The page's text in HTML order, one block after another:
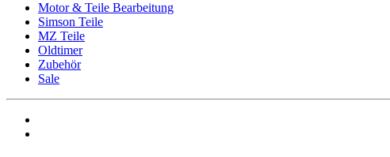
Motor & Teile Bearbeitung
Simson Teile
MZ Teile
Oldtimer
Zubehör
Sale